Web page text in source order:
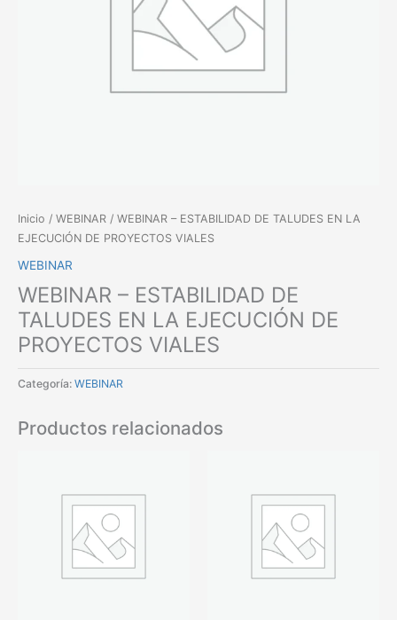
Inicio / WEBINAR / WEBINAR – ESTABILIDAD DE TALUDES EN LA
EJECUCIÓN DE PROYECTOS VIALES
WEBINAR
WEBINAR – ESTABILIDAD DE
TALUDES EN LA EJECUCIÓN DE
PROYECTOS VIALES
Categoría: WEBINAR
Productos relacionados